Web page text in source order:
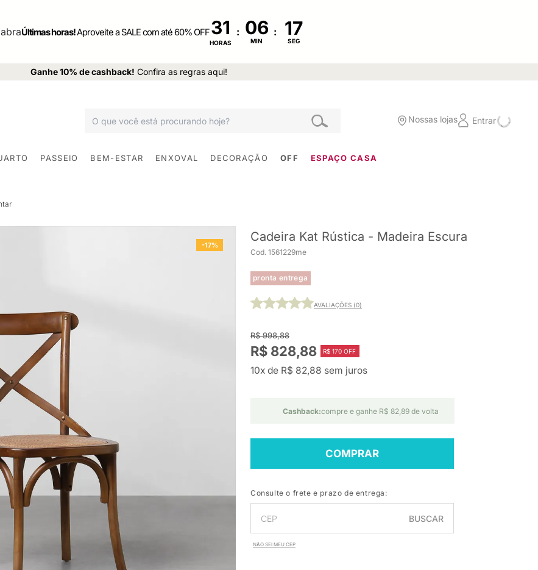
Últimas horas!Aproveite a SALE com até 60% OFF31
HORAS
:
MIN
:
SEG
Ganhe 10% de cashback! Confira as regras aqui!
Nossas lojas Entrar
PASSEIO BEM-ESTAR ENXOVAL DECORAÇÃO OFF ESPAÇO CASA
-17%
Cadeira Kat Rústica - Madeira Escura
Cod. 1561229me
pronta entrega
AVALIAÇÕES (0)
R$ 998,88
R$ 828,88 R$ 170 OFF
10x de R$ 82,88 sem juros
Cashback:compre e ganhe R$ 82,89 de volta
COMPRAR
Consulte o frete e prazo de entrega:
BUSCAR
NÃO SEI MEU CEP